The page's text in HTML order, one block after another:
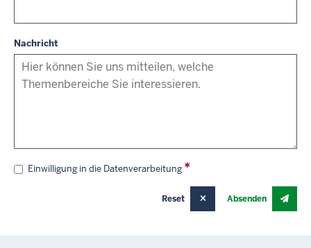
Nachricht
Einwilligung in die Datenverarbeitung
Reset Absenden